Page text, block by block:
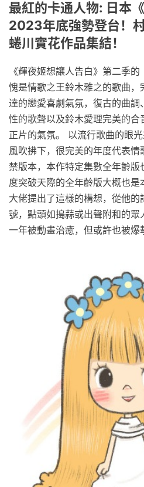
最紅的卡通人物: 日本
2023年底強勢登台！
蜷川實花作品集結！
《輝夜姬想讓人告白》第二季
愧是情歌之王鈴木雅之的歌曲
達的戀愛喜劇氣氛，復古的曲
性的歌聲以及鈴木愛理完美的
正片的氣氛。 以流行歌曲的眼
風吹拂下，很完美的年度代表
禁版本，本作特定集數全年齡
度突破天際的全年齡版大概也
大佬提出了這樣的構想，從他
號，點頭如搗蒜或出聲附和的
一年被動畫治癒，但或許也被爆